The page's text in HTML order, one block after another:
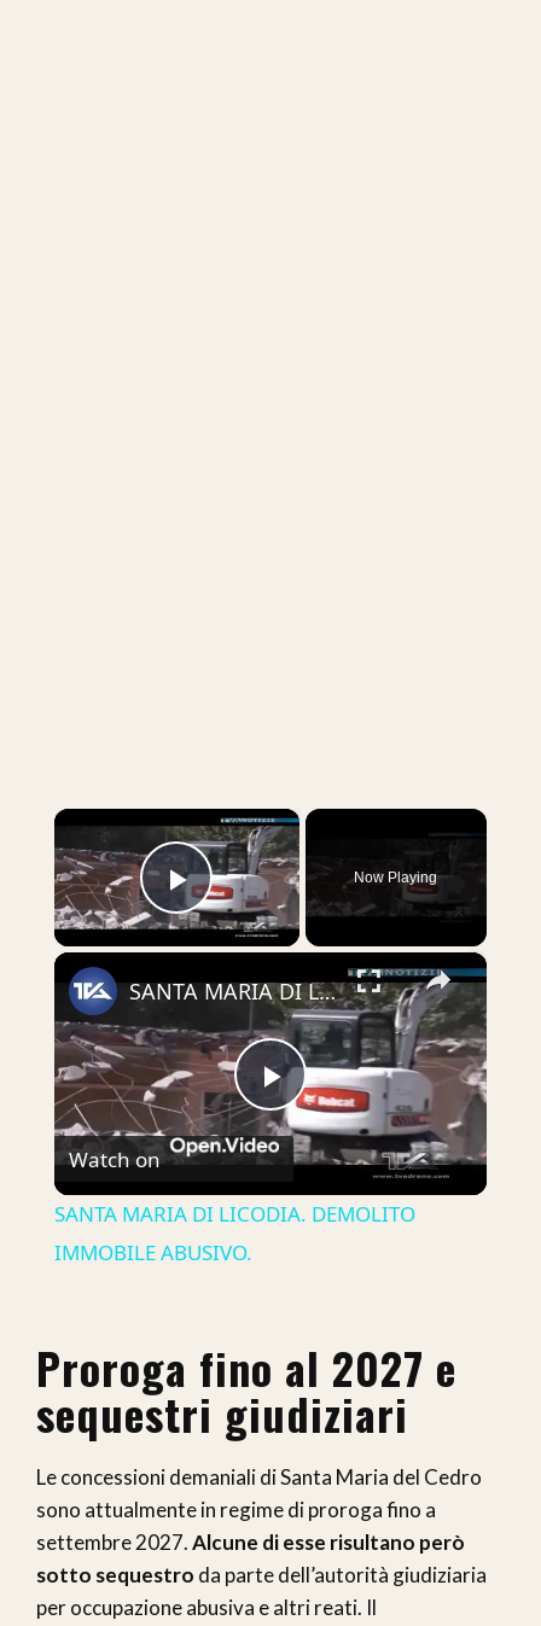
×
Play Video
Now Playing
×
Play
SANTA MARIA DI LICODIA. DEMOLITO IMMOBILE ABUSIVO.
Watch on
SANTA MARIA DI LICODIA. DEMOLITO
IMMOBILE ABUSIVO.
Proroga fino al 2027 e
sequestri giudiziari
Le concessioni demaniali di Santa Maria del Cedro
sono attualmente in regime di proroga fino a
settembre 2027.Alcune di esse risultano però
sotto sequestro da parte dell’autorità giudiziaria
per occupazione abusiva e altri reati. Il